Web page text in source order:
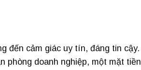
đến cảm giác uy tín, đáng tin cậy.
phòng doanh nghiệp, một mặt tiền